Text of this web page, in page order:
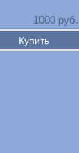
1000 руб.